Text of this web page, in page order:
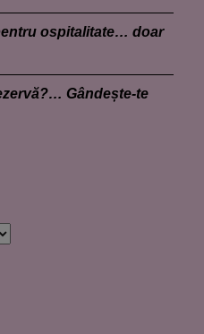
ospitalitate… doar
Gândește-te